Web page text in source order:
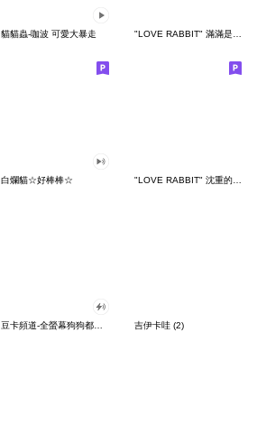
貓貓蟲-咖波 可愛大暴走 "LOVE RABBIT" 滿滿是愛 台灣版
白爛貓☆好棒棒☆ "LOVE RABBIT" 沈重的愛 台灣版
吉伊卡哇 (2)